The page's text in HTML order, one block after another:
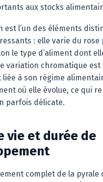
aux stocks
est l’un des éléments
: elle varie du rose
le type d’aliment dont
variation chromatique est
à son régime
où elle évolue, ce qui
parfois délicate.
vie et durée de
complet de la pyrale